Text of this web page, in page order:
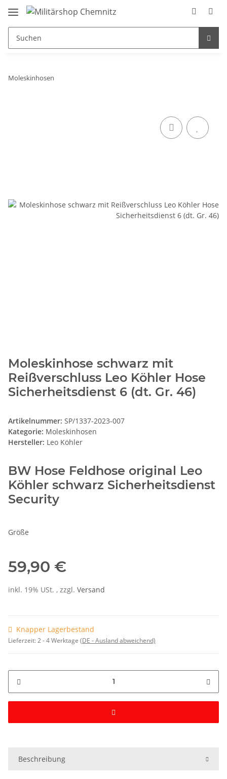
Moleskinhosen
Moleskinhose schwarz mit
Reißverschluss Leo Köhler Hose
Sicherheitsdienst 6 (dt. Gr. 46)
Artikelnummer: SP/1337-2023-007
Kategorie: Moleskinhosen
Hersteller: Leo Köhler
BW Hose Feldhose original Leo
Köhler schwarz Sicherheitsdienst
Security
Größe
59,90 €
inkl. 19% USt. , zzgl. Versand
Knapper Lagerbestand
Lieferzeit:2 - 4 Werktage (DE - Ausland abweichend)
Beschreibung